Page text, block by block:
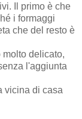
Il primo è che
i formaggi
che del resto è
molto delicato,
l'aggiunta
vicina di casa